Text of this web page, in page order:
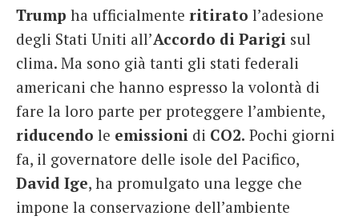
Trump ha ufficialmente ritirato l’adesione
degli Stati Uniti all’Accordo di Parigi sul
clima. Ma sono già tanti gli stati federali
americani che hanno espresso la volontà di
fare la loro parte per proteggere l’ambiente,
riducendo le emissioni di CO2. Pochi giorni
fa, il governatore delle isole del Pacifico,
David Ige, ha promulgato una legge che
impone la conservazione dell’ambiente